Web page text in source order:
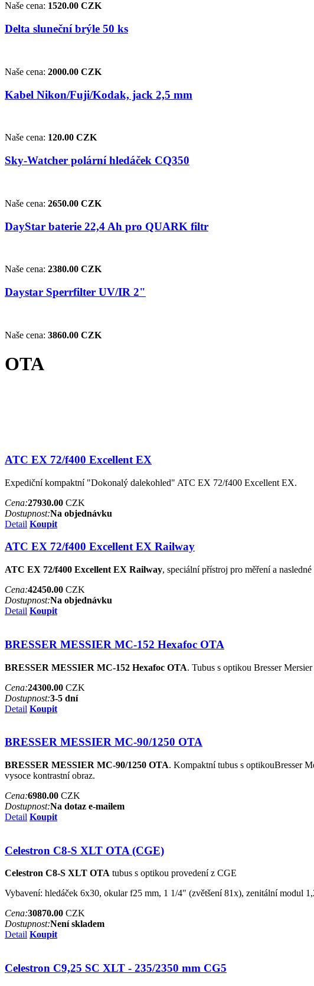
Naše cena: 1520.00 CZK
Delta sluneční brýle 50 ks
Naše cena: 2000.00 CZK
Kabel Nikon/Fuji/Kodak, jack 2,5 mm
Naše cena: 120.00 CZK
Sky-Watcher polární hledáček CQ350
Naše cena: 2650.00 CZK
DayStar baterie 22,4 Ah pro QUARK filtr
Naše cena: 2380.00 CZK
Daystar Sperrfilter UV/IR 2"
Naše cena: 3860.00 CZK
OTA
ATC EX 72/f400 Excellent EX
Expediční kompaktní "Dokonalý dalekohled" ATC EX 72/f400 Excellent EX.
Cena:27930.00 CZK
Dostupnost:Na objednávku
Detail Koupit
ATC EX 72/f400 Excellent EX Railway
ATC EX 72/f400 Excellent EX Railway, speciální přístroj pro měření a
Cena:42450.00 CZK
Dostupnost:Na objednávku
Detail Koupit
BRESSER MESSIER MC-152 Hexafoc OTA
BRESSER MESSIER MC-152 Hexafoc OTA. Tubus s optikou Bresser
Cena:24300.00 CZK
Dostupnost:3-5 dní
Detail Koupit
BRESSER MESSIER MC-90/1250 OTA
BRESSER MESSIER MC-90/1250 OTA. Kompaktní tubus s optikouBresser
vysoce kontrastní obraz.
Cena:6980.00 CZK
Dostupnost:Na dotaz e-mailem
Detail Koupit
Celestron C8-S XLT OTA (CGE)
Celestron C8-S XLT OTA tubus s optikou provedení z CGE
Vybavení: hledáček 6x30, okular f25 mm, 1 1/4" (zvětšení 81x), zenitální modul
Cena:30870.00 CZK
Dostupnost:Není skladem
Detail Koupit
Celestron C9,25 SC XLT - 235/2350 mm CG5